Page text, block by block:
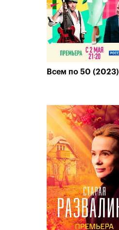
Всем по 50 (2023)